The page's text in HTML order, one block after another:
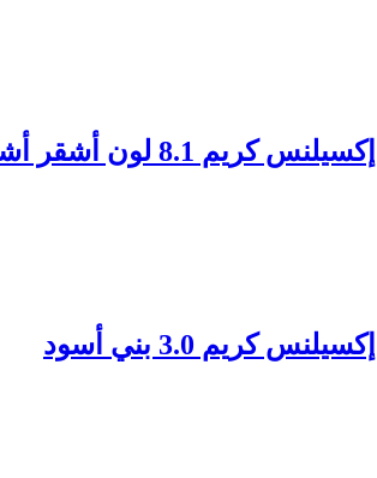
8.1 لون أشقر أشقر رمادي
كريم 3.0 بني أسود